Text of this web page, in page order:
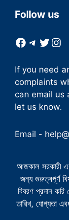
Follow us
Facebook
If you need
complaints
can email us
let us know.
Email -
আজকাল সরকারী
জন্য গুরুত্বপূর্ণ
বিবরণ প্রদান
তারিখ, যোগ্যতা